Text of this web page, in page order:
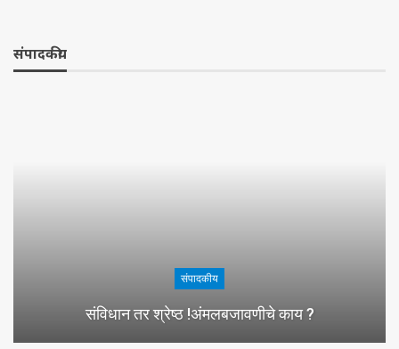
संपादकीय
संपादकीय
संविधान तर श्रेष्ठ !अंमलबजावणीचे काय ?